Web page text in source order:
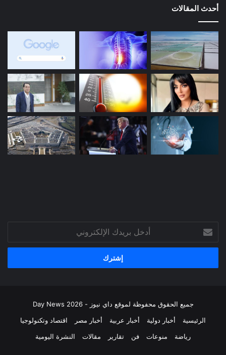
أحدث المقالات
بريدك
الإلكتروني
جميع الحقوق محفوظة لموقع داي نيوز - Day News 2026
الرئيسية
أخبار دولية أخبار عربية أخبار مصر
اقتصاد وتكنولوجيا
رياضة
منوعات فن تقارير مقالات النشرة اليومية